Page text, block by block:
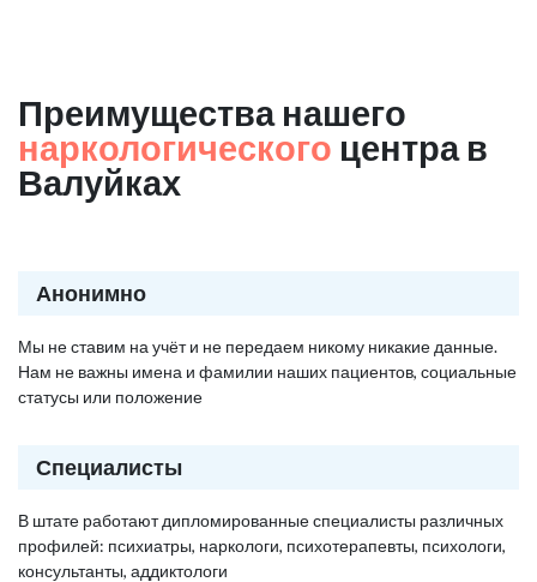
Преимущества нашего
наркологического центра в
Валуйках
Анонимно
Мы не ставим на учёт и не передаем никому никакие данные.
Нам не важны имена и фамилии наших пациентов, социальные
статусы или положение
Специалисты
В штате работают дипломированные специалисты различных
профилей: психиатры, наркологи, психотерапевты, психологи,
консультанты, аддиктологи